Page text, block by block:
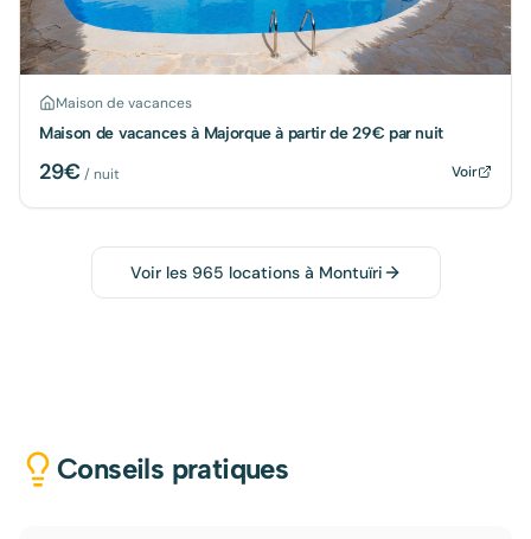
Maison de vacances
Maison de vacances à Majorque à partir de 29€ par nuit
29€/ nuit Voir
Voir les 965 locations à Montuïri
Conseils pratiques